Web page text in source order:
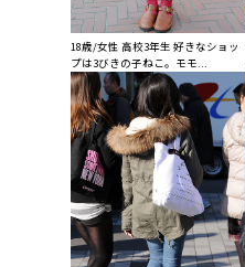
18歳/女性 高校3年生 好きなショッ
プは3びきの子ねこ。モモ...